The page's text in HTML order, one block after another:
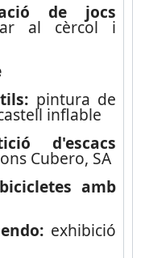
de jocs
al cèrcol i
pintura de
inflable
d'escacs
Cubero, SA
amb
exhibició